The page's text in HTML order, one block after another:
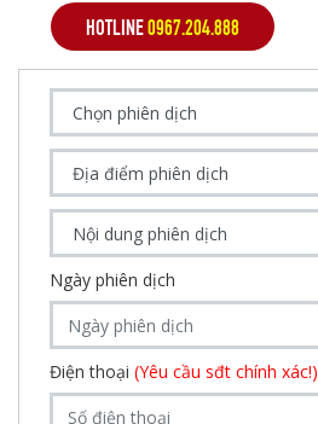
HOTLINE0967.204.888
Ngày phiên dịch
Điện thoại (Yêu cầu sđt chính xác!)